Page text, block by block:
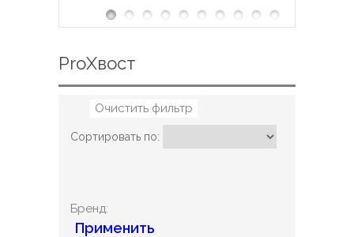
ProХвост
Очистить фильтр
Сортировать по:
Бренд:
Применить